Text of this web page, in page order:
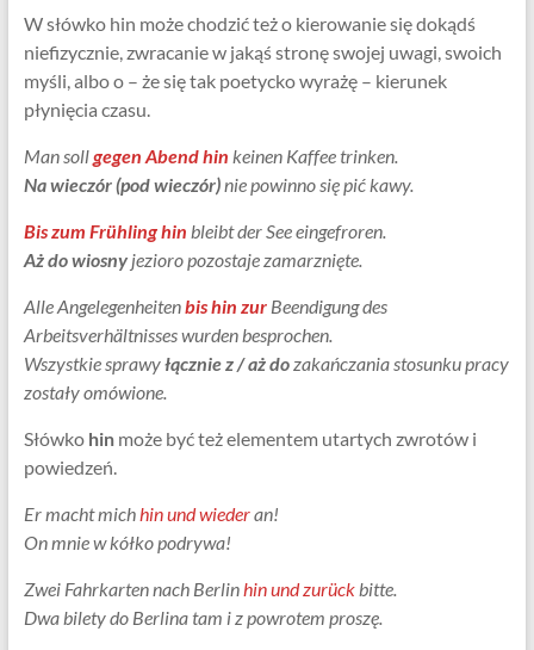
W słówko hin może chodzić też o kierowanie się dokądś
niefizycznie, zwracanie w jakąś stronę swojej uwagi, swoich
myśli, albo o – że się tak poetycko wyrażę – kierunek
płynięcia czasu.
Man sollgegen Abend hin keinen Kaffee trinken.
Na wieczór (pod wieczór)nie powinno się pić kawy.
Bis zum Frühling hin bleibt der See eingefroren.
Aż do wiosnyjezioro pozostaje zamarznięte.
Alle Angelegenheitenbis hin zur Beendigung des
Arbeitsverhältnisses wurden besprochen.
Wszystkie sprawyłącznie z / aż dozakańczania stosunku pracy
zostały omówione.
Słówko hinmoże być też elementem utartych zwrotów i
powiedzeń.
Er macht michhin und wiederan!
On mnie w kółko podrywa!
Zwei Fahrkarten nach Berlinhin und zurückbitte.
Dwa bilety do Berlina tam i z powrotem proszę.